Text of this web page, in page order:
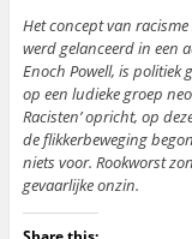
Het concept van
werd gelanceerd in een
Enoch Powell, is politiek
op een ludieke groep
Racisten’ opricht, op
de flikkerbeweging
niets voor. Rookworst
gevaarlijke onzin.